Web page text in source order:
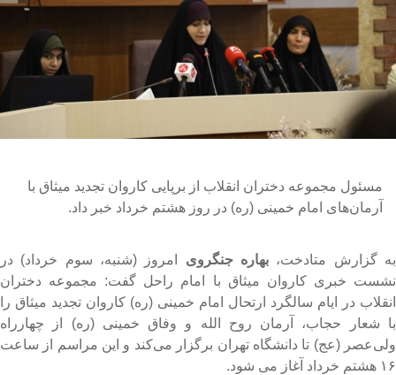
مسئول مجموعه دختران انقلاب از برپایی کاروان تجدید میثاق با
آرمان‌های امام خمینی (ره) در روز هشتم خرداد خبر داد.
گزارش متادخت، بهاره جنگرویامروز (شنبه، سوم خرداد) در
خبری کاروان میثاق با امام راحل گفت: مجموعه دختران
در ایام سالگرد ارتحال امام خمینی (ره) کاروان تجدید میثاق را
شعار حجاب، آرمان روح الله و وفاق خمینی (ره) از چهارراه
(عج) تا دانشگاه تهران برگزار می‌کند و این مراسم از ساعت
آغاز می شود.